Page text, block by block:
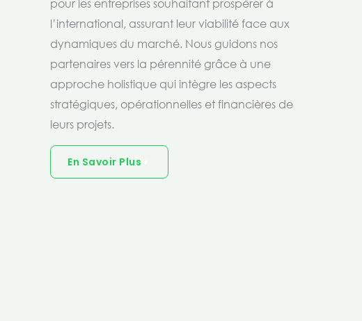
pour les entreprises souhaitant prospérer à
l’international, assurant leur viabilité face aux
dynamiques du marché. Nous guidons nos
partenaires vers la pérennité grâce à une
approche holistique qui intègre les aspects
stratégiques, opérationnelles et financières de
leurs projets.
En Savoir Plus